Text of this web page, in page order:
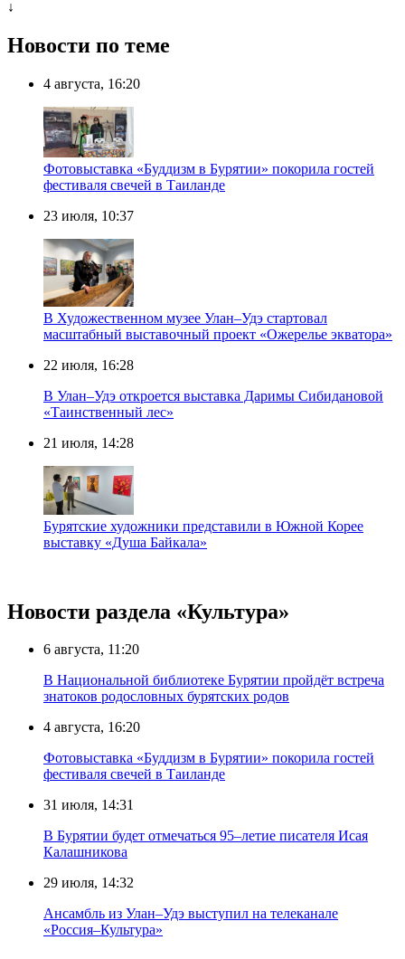
↓
Новости по теме
4 августа, 16:20
Фотовыставка «Буддизм в Бурятии» покорила гостей
фестиваля свечей в Таиланде
23 июля, 10:37
В Художественном музее Улан–Удэ стартовал
масштабный выставочный проект «Ожерелье экватора»
22 июля, 16:28
В Улан–Удэ откроется выставка Даримы Сибидановой
«Таинственный лес»
21 июля, 14:28
Бурятские художники представили в Южной Корее
выставку «Душа Байкала»
Новости раздела «Культура»
6 августа, 11:20
В Национальной библиотеке Бурятии пройдёт встреча
знатоков родословных бурятских родов
4 августа, 16:20
Фотовыставка «Буддизм в Бурятии» покорила гостей
фестиваля свечей в Таиланде
31 июля, 14:31
В Бурятии будет отмечаться 95–летие писателя Исая
Калашникова
29 июля, 14:32
Ансамбль из Улан–Удэ выступил на телеканале
«Россия–Культура»